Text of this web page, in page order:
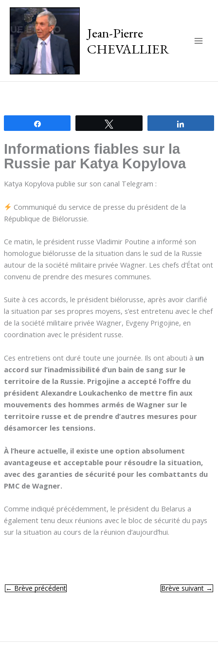
Jean-Pierre
CHEVALLIER
Informations fiables sur la
Russie par Katya Kopylova
Katya Kopylova publie sur son canal Telegram :
Communiqué du service de presse du président de la
République de Biélorussie.
Ce matin, le président russe Vladimir Poutine a informé son
homologue biélorusse de la situation dans le sud de la Russie
autour de la société militaire privée Wagner. Les chefs d’État ont
convenu de prendre des mesures communes.
Suite à ces accords, le président biélorusse, après avoir clarifié
la situation par ses propres moyens, s’est entretenu avec le chef
de la société militaire privée Wagner, Evgeny Prigojine, en
coordination avec le président russe.
Ces entretiens ont duré toute une journée. Ils ont abouti à un
accord sur l’inadmissibilité d’un bain de sang sur le
territoire de la Russie. Prigojine a accepté l’offre du
président Alexandre Loukachenko de mettre fin aux
mouvements des hommes armés de Wagner sur le
territoire russe et de prendre d’autres mesures pour
désamorcer les tensions.
À l’heure actuelle, il existe une option absolument
avantageuse et acceptable pour résoudre la situation,
avec des garanties de sécurité pour les combattants du
PMC de Wagner.
Comme indiqué précédemment, le président du Belarus a
également tenu deux réunions avec le bloc de sécurité du pays
sur la situation au cours de la réunion d’aujourd’hui.
←Brève précédent Brève suivant→